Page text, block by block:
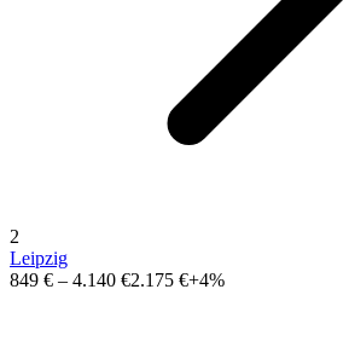
2
Leipzig
849 € – 4.140 €2.175 €+4%